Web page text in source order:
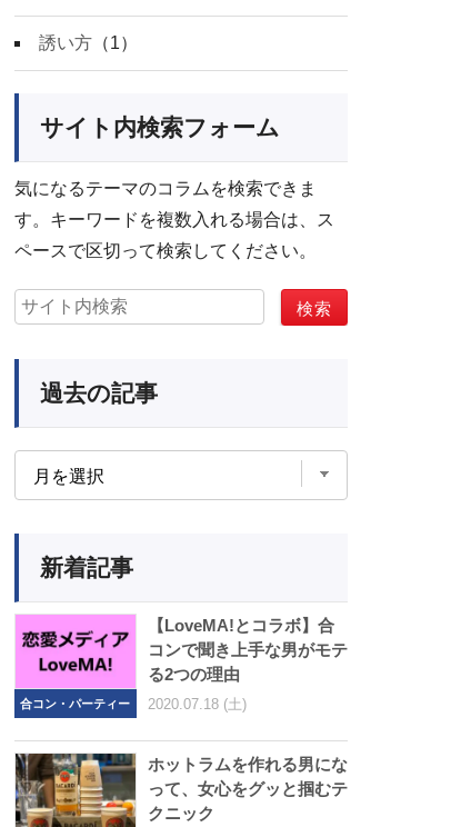
誘い方 （1）
サイト内検索フォーム
気になるテーマのコラムを検索できま
す。キーワードを複数入れる場合は、ス
ペースで区切って検索してください。
過去の記事
新着記事
合コン・パーティー
【LoveMA!とコラボ】合
コンで聞き上手な男がモテ
る2つの理由
2020.07.18 (土)
ホットラムを作れる男にな
って、女心をグッと掴むテ
クニック